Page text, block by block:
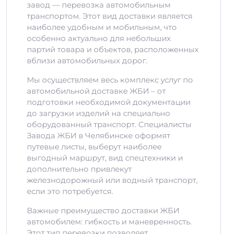
завод — перевозка автомобильным
транспортом. Этот вид доставки является
наиболее удобным и мобильным, что
особенно актуально для небольших
партий товара и объектов, расположенных
вблизи автомобильных дорог.
Мы осуществляем весь комплекс услуг по
автомобильной доставке ЖБИ – от
подготовки необходимой документации
до загрузки изделий на специально
оборудованный транспорт. Специалисты
Завода ЖБИ в Челябинске оформят
путевые листы, выберут наиболее
выгодный маршрут, вид спецтехники и
дополнительно привлекут
железнодорожный или водный транспорт,
если это потребуется.
Важные преимущество доставки ЖБИ
автомобилем: гибкость и маневренность.